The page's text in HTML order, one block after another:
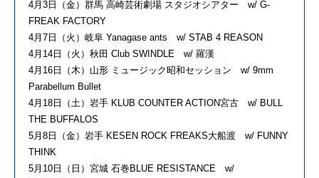
4月3日（金）群馬 高崎芸術劇場 スタジオシアター w/ G-
FREAK FACTORY
4月7日（火）岐阜 Yanagase ants w/ STAB 4 REASON
4月14日（火）秋田 Club SWINDLE w/ 羅漢
4月16日（木）山形 ミュージック昭和セッション w/ 9mm
Parabellum Bullet
4月18日（土）岩手 KLUB COUNTER ACTION宮古 w/ BULL
THE BUFFALOS
5月8日（金）岩手 KESEN ROCK FREAKS大船渡 w/ FUNNY
THINK
5月10日（日）宮城 石巻BLUE RESISTANCE w/